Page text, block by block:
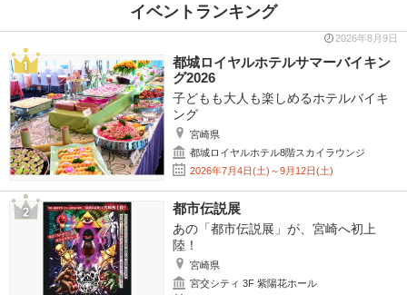
イベントランキング
2026年8月9日
都城ロイヤルホテルサマーバイキン
グ2026
子どもも大人も楽しめるホテルバイキ
ング
宮崎県
都城ロイヤルホテル8階スカイラウンジ
2026年7月4日(土)～9月12日(土)
都市伝説展
あの「都市伝説展」が、宮崎へ初上
陸！
宮崎県
宮交シティ 3F 紫陽花ホール